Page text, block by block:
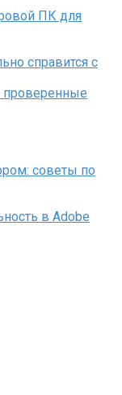
ПК для
справится с
советы по
в Adobe